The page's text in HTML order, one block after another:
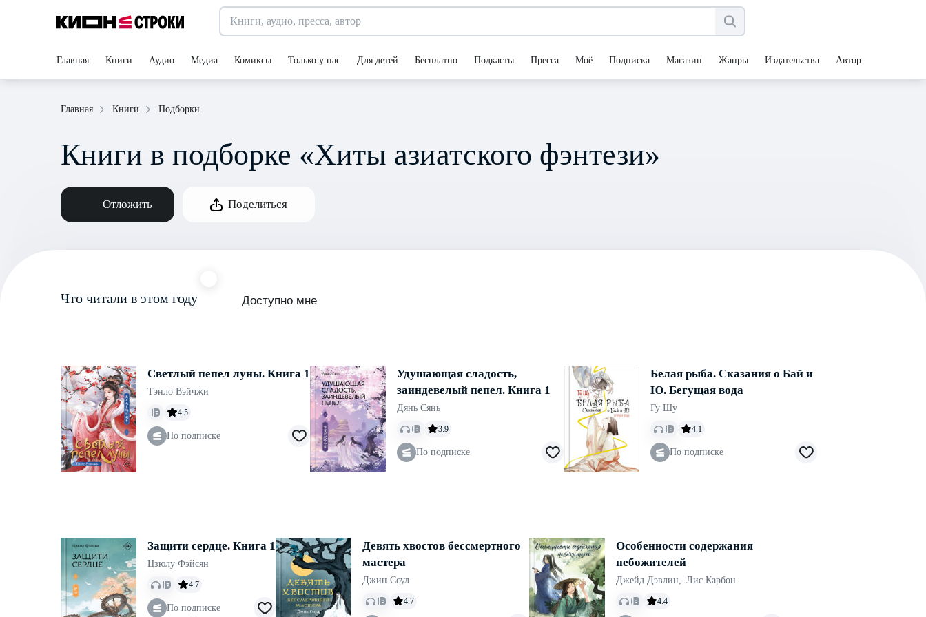
Главная Книги Аудио Медиа Комиксы Только у нас Для детей Бесплатно Подкасты Пресса Моё Подписка Магазин Жанры Издательства Авторы
Главная Книги Подборки
Книги в подборке «Хиты азиатского фэнтези»
Отложить Поделиться
Что читали в этом году Доступно мне
Светлый пепел луны. Книга 1
Тэнло Вэйчжи
4.5
По подписке
Удушающая сладость,
заиндевелый пепел. Книга 1
Дянь Сянь
3.9
По подписке
Белая рыба. Сказания о Бай и
Ю. Бегущая вода
Гу Шу
4.1
По подписке
Защити сердце. Книга 1
Цзюлу Фэйсян
4.7
По подписке
Девять хвостов бессмертного
мастера
Джин Соул
4.7
Особенности содержания
небожителей
Джейд Дэвлин, Лис Карбон
4.4